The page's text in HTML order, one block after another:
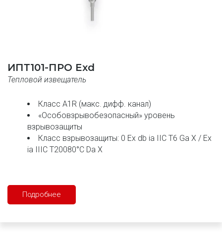
ИПТ101-ПРО Exd
Тепловой извещатель
Класс A1R (макс. дифф. канал)
«Особовзрывобезопасный» уровень
взрывозащиты
Класс взрывозащиты: 0 Ex db ia IIC T6 Ga X / Ex
ia IIIC T20080°C Da X
Подробнее